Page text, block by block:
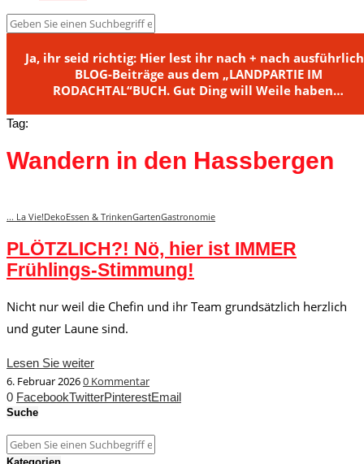
Ja, ihr seid richtig: Hier lest ihr nach + nach
BLOG-Beiträge aus dem „LANDPARTIE IM
RODACHTAL“BUCH. Gut Ding will Weile haben…
Tag:
Wandern in den Hassbergen
... La Vie!DekoEssen & TrinkenGartenGastronomie
PLÖTZLICH?! Nö, hier ist IMMER
Frühlings-Stimmung!
Nicht nur weil die Chefin und ihr Team grundsätzlich herzlich
und guter Laune sind.
Lesen Sie weiter
6. Februar 20260 Kommentar
0 FacebookTwitterPinterestEmail
Suche